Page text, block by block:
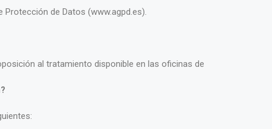
de Datos (www.agpd.es).
al tratamiento disponible en las oficinas de